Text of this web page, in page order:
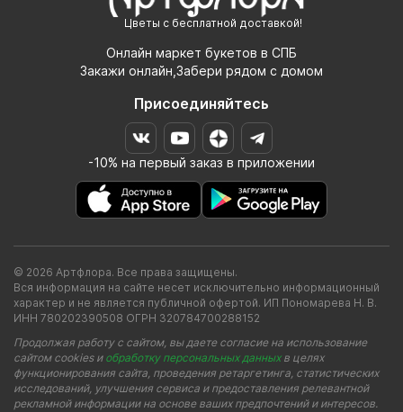
Цветы с бесплатной доставкой!
Онлайн маркет букетов в СПБ
Закажи онлайн,Забери рядом с домом
Присоединяйтесь
-10% на первый заказ в приложении
© 2026 Артфлора. Все права защищены.
Вся информация на сайте несет исключительно информационный
характер и не является публичной офертой. ИП Пономарева Н. В.
ИНН 780202390508 ОГРН 320784700288152
Продолжая работу с сайтом, вы даете согласие на использование
сайтом cookies и обработку персональных данныхв целях
функционирования сайта, проведения ретаргетинга, статистических
исследований, улучшения сервиса и предоставления релевантной
рекламной информации на основе ваших предпочтений и интересов.